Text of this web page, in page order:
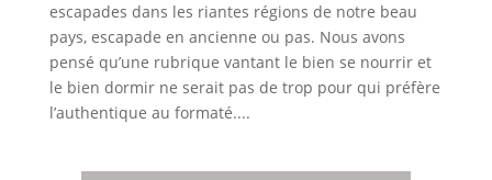
escapades dans les riantes régions de notre beau
pays, escapade en ancienne ou pas. Nous avons
pensé qu’une rubrique vantant le bien se nourrir et
le bien dormir ne serait pas de trop pour qui préfère
l’authentique au formaté....